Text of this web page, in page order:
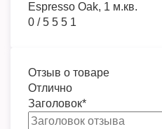
Espresso Oak, 1 м.кв.
0 /5 5 5 1
Отзыв о товаре
Отлично
Заголовок*